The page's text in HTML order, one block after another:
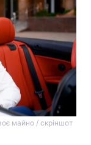
майно / скріншот